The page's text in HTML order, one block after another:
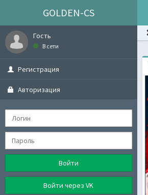
GOLDEN-CS
Гость
В сети
Регистрация
Авторизация
Войти
Войти через VK